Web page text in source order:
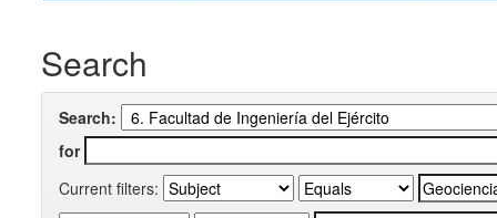
Search
Search:
for
Current filters: